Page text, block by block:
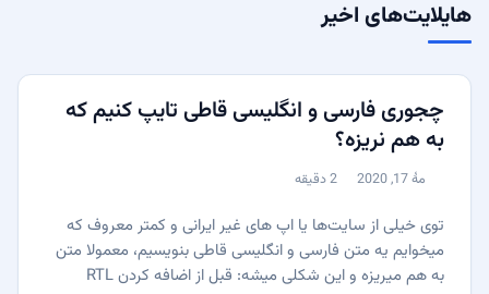
هایلایت‌های اخیر
چجوری فارسی و انگلیسی قاطی تایپ کنیم که
به هم نریزه؟
منتشر شده:
مهٔ 17, 2020 زمان مطالعه:
2 دقیقه
توی خیلی از سایت‌ها یا اپ های غیر ایرانی و کمتر معروف که
میخوایم یه متن فارسی و انگلیسی قاطی بنویسیم، معمولا متن
به هم میریزه و این شکلی میشه: قبل از اضافه کردن RTL